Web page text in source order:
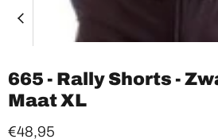
665 - Rally Shorts -
Maat XL
Current price
€48,95